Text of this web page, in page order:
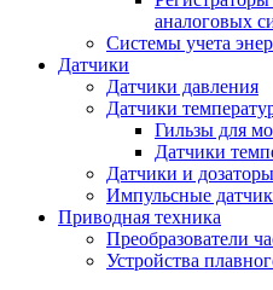
аналоговых
Системы учета
Датчики
Датчики давления
Датчики
Гильзы для
Датчики
Датчики и
Импульсные
Приводная техника
Преобразователи
Устройства